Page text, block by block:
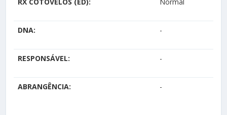
DNA: -
RESPONSÁVEL: -
ABRANGÊNCIA: -